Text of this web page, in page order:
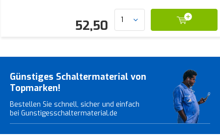
52,50
Günstiges Schaltermaterial von
Topmarken!
Bestellen Sie schnell, sicher und einfach
bei Gunstigesschaltermaterial.de